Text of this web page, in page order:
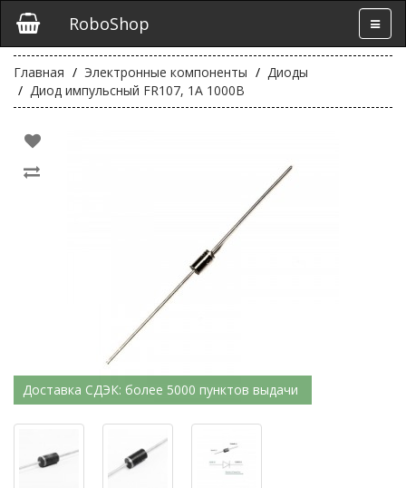
RoboShop
Главная Электронные компоненты
Диоды
Диод импульсный FR107, 1А 1000В
Доставка СДЭК: более 5000 пунктов выдачи